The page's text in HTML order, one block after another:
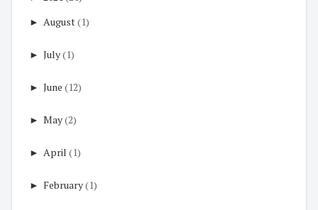
► August(1)
► July(1)
► June (12)
► May(2)
► April (1)
► February(1)